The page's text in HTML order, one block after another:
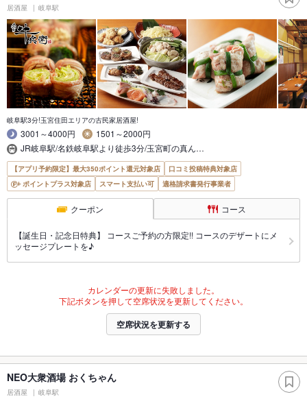
居酒屋 岐阜駅
岐阜駅3分!玉宮住田エリアの古民家居酒屋!
3001～4000円
1501～2000円
JR岐阜駅/名鉄岐阜駅より徒歩3分/玉宮町の真ん…
【アプリ予約限定】最大350ポイント還元対象店
口コミ投稿特典対象店
ポイントプラス対象店
スマート支払い可 適格請求書発行事業者
クーポン コース
【誕生日・記念日特典】 コースご予約の方限定!! コースのデザートにメ
ッセージプレートを♪
カレンダーの更新に失敗しました。
下記ボタンを押して空席状況を更新してください。
空席状況を更新する
NEO大衆酒場 おくちゃん
居酒屋 岐阜駅